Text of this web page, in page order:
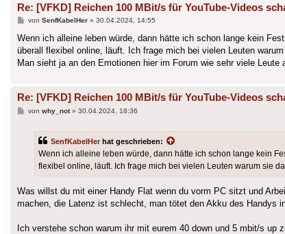
Re: [VFKD] Reichen 100 MBit/s für YouTube-Videos
Beitrag
von SenfKabelHer» 30.04.2024, 14:55
Wenn ich alleine leben würde, dann hätte ich schon lange kein
überall flexibel online, läuft. Ich frage mich bei vielen Leuten
Man sieht ja an den Emotionen hier im Forum wie sehr viele Leute
Re: [VFKD] Reichen 100 MBit/s für YouTube-Videos
Beitrag
von why_not» 30.04.2024, 18:36
SenfKabelHer hat geschrieben:
Wenn ich alleine leben würde, dann hätte ich schon lange kein
flexibel online, läuft. Ich frage mich bei vielen Leuten warum sie
Was willst du mit einer Handy Flat wenn du vorm PC sitzt und
machen, die Latenz ist schlecht, man tötet den Akku des Handys
Ich verstehe schon warum ihr mit eurem 40 down und 5 mbit/s